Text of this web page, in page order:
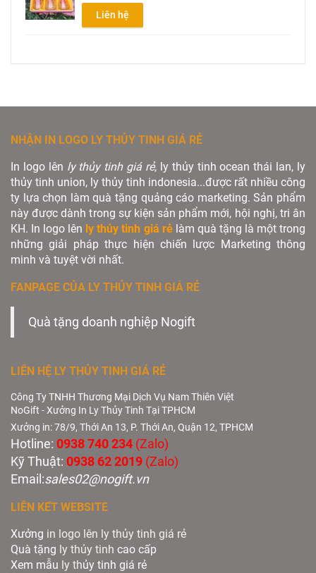
Liên hệ
NHẬN IN LOGO LY THỦY TINH GIÁ RẺ
In logo lên ly thủy tinh giá rẻ, ly thủy tinh ocean thái lan, ly
thủy tinh union, ly thủy tinh indonesia...được rất nhiều công
ty lựa chọn làm quà tặng quảng cáo marketing. Sản phẩm
này được dành trong sự kiện sản phẩm mới, hội nghị, tri ân
KH. In logo lên ly thủy tinh giá rẻlàm quà tặng là một trong
những giải pháp thực hiện chiến lược Marketing thông
minh và tuyệt vời nhất.
FANPAGE CỦA LY THỦY TINH GIÁ RẺ
Quà tặng doanh nghiệp Nogift
LIÊN HỆ LY THỦY TINH GIÁ RẺ
Công Ty TNHH Thương Mại Dịch Vụ Nam Thiên Việt
NoGift - Xưởng In Ly Thủy Tinh Tại TPHCM
Xưởng in: 78/9, Thới An 13, P. Thới An, Quận 12, TPHCM
Hotline: 0938 740 234 (Zalo)
Kỹ Thuật: 0938 62 2019 (Zalo)
Email:sales02@nogift.vn
LIÊN KẾT WEBSITE
Xưởng in logo lên ly thủy tinh giá rẻ
Quà tặng ly thủy tinh cao cấp
Xem mẫu ly thủy tinh giá rẻ